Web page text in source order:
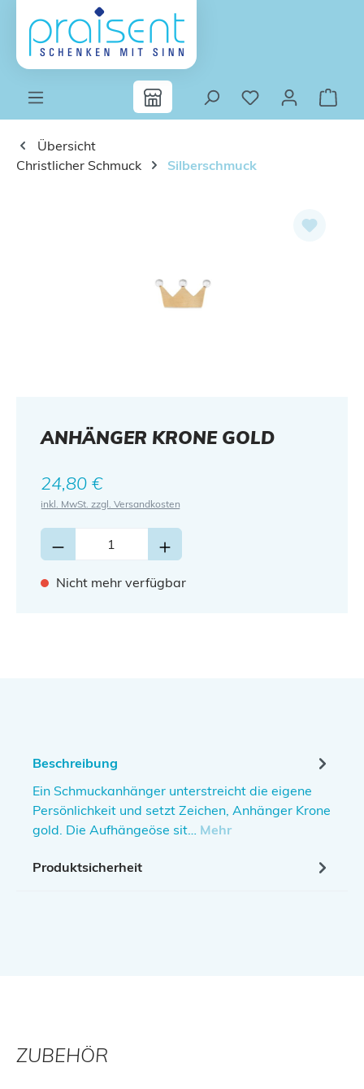
Zum Hauptinhalt springen
Übersicht
Christlicher Schmuck
Silberschmuck
ANHÄNGER KRONE GOLD
Regulärer Preis:
24,80 €
inkl. MwSt. zzgl. Versandkosten
Nicht mehr verfügbar
Beschreibung
Ein Schmuckanhänger unterstreicht die eigene
Persönlichkeit und setzt Zeichen, Anhänger Krone
gold. Die Aufhängeöse sit… Mehr
Produktsicherheit
ZUBEHÖR